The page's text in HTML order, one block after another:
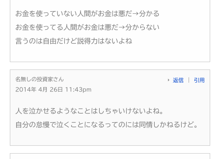
お金を使っていない人間がお金は悪だ→分かる
お金を使ってる人間がお金は悪だ→分からない
言うのは自由だけど説得力はないよね
名無しの投資家さん
2014年 4月 26日 11:43pm
返信 引用
人を泣かせるようなことはしちゃいけないよね。
自分の怠慢で泣くことになるってのには同情しかねるけど。